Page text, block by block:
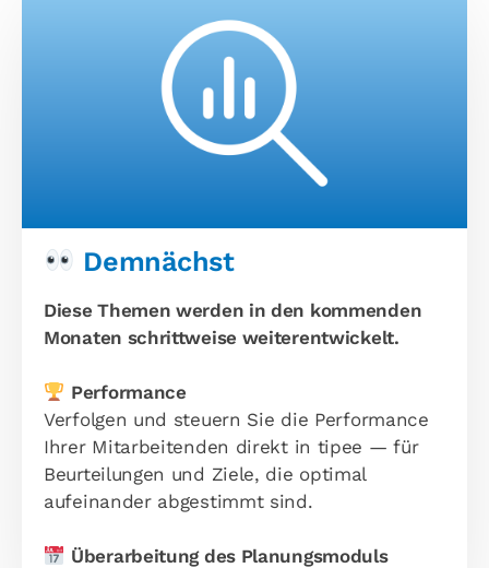
Demnächst
Diese Themen werden in den kommenden
Monaten schrittweise weiterentwickelt.
Performance
Verfolgen und steuern Sie die Performance
Ihrer Mitarbeitenden direkt in tipee — für
Beurteilungen und Ziele, die optimal
aufeinander abgestimmt sind.
Überarbeitung des Planungsmoduls